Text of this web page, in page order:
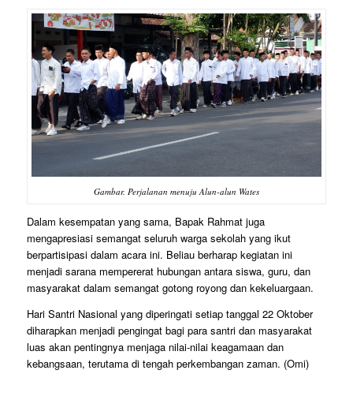
Gambar. Perjalanan menuju Alun-alun Wates
Dalam kesempatan yang sama, Bapak Rahmat juga
mengapresiasi semangat seluruh warga sekolah yang ikut
berpartisipasi dalam acara ini. Beliau berharap kegiatan ini
menjadi sarana mempererat hubungan antara siswa, guru, dan
masyarakat dalam semangat gotong royong dan kekeluargaan.
Hari Santri Nasional yang diperingati setiap tanggal 22 Oktober
diharapkan menjadi pengingat bagi para santri dan masyarakat
luas akan pentingnya menjaga nilai-nilai keagamaan dan
kebangsaan, terutama di tengah perkembangan zaman. (Omi)